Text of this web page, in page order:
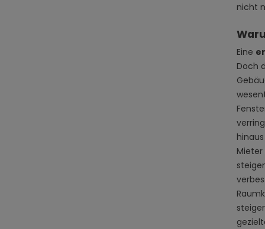
nicht
Eine
Doch